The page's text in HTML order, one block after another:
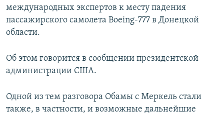
международных экспертов к месту падения
пассажирского самолета Boeing-777 в Донецкой
области.
Об этом говорится в сообщении президентской
администрации США.
Одной из тем разговора Обамы с Меркель стали
также, в частности, и возможные дальнейшие